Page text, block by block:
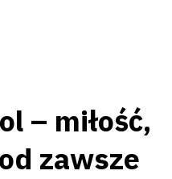
– miłość,
zawsze